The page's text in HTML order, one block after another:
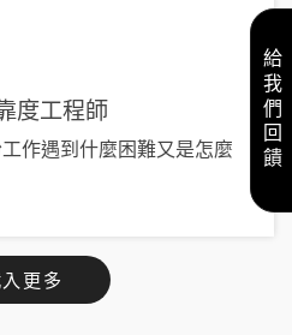
度工程師
作遇到什麼困難又是怎麼
更多
給我們回饋